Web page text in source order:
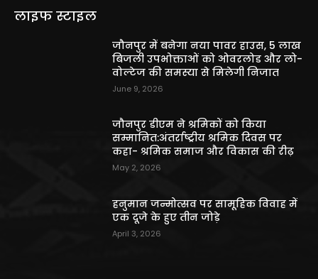
लाइफ स्टाइल
जौनपुर में बनेगा नया पावर हाउस, 5 लाख
बिजली उपभोक्ताओं को ओवरलोड और लो-
वोल्टेज की समस्या से मिलेगी निजात
June 9, 2026
जौनपुर डीएम ने श्रमिकों को किया
सम्मानित:अंतर्राष्ट्रीय श्रमिक दिवस पर
कहा- श्रमिक समाज और विकास की रीढ़
May 2, 2026
हनुमान जन्मोत्सव पर सामूहिक विवाह में
एक दूजे के हुए तीन जोड़े
April 3, 2026